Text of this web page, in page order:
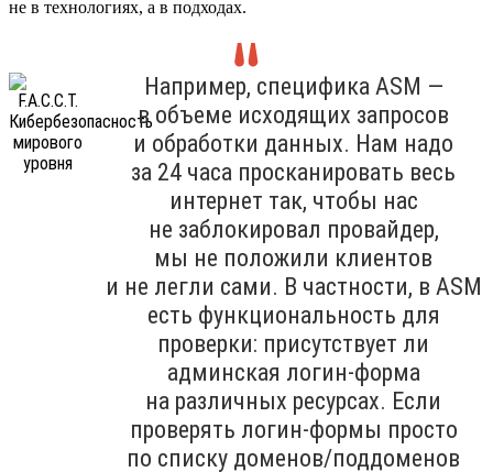
не в технологиях, а в подходах.
Например, специфика ASM —
в объеме исходящих запросов
и обработки данных. Нам надо
за 24 часа просканировать весь
интернет так, чтобы нас
не заблокировал провайдер,
мы не положили клиентов
и не легли сами. В частности, в ASM
есть функциональность для
проверки: присутствует ли
админская логин-форма
на различных ресурсах. Если
проверять логин-формы просто
по списку доменов/поддоменов